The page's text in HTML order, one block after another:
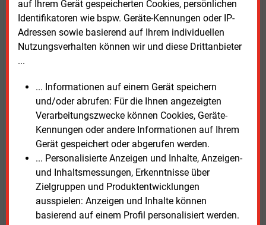
auf Ihrem Gerät gespeicherten Cookies, persönlichen
Identifikatoren wie bspw. Geräte-Kennungen oder IP-
Adressen sowie basierend auf Ihrem individuellen
Nutzungsverhalten können wir und diese Drittanbieter
...
... Informationen auf einem Gerät speichern
und/oder abrufen: Für die Ihnen angezeigten
Verarbeitungszwecke können Cookies, Geräte-
Kennungen oder andere Informationen auf Ihrem
Gerät gespeichert oder abgerufen werden.
... Personalisierte Anzeigen und Inhalte, Anzeigen-
und Inhaltsmessungen, Erkenntnisse über
Zielgruppen und Produktentwicklungen
ausspielen: Anzeigen und Inhalte können
basierend auf einem Profil personalisiert werden.
Städten Speyer und Schifferstadt angesiedelt und
startete im Sommer 2024.
Der Name„Agens“ steht übersetzt für „Demonstration
eines adaptiven, multilateralen
zur Seismizitäts- und Kostenmitigation im
Oberrheingraben“. Das Verbundprojekt soll aufzeigen,
dass durch eine neue Aufschlusstechnik, bei der von
einer Hauptbohrung aus mehrere Seitenbohrungen
erfolgen, das Reservoir so optimiert erschlossen
werden kann, dass die Risiken induzierter Seismizität
reduziert werden können. Die Geopfalz koordiniert
das Projekt.